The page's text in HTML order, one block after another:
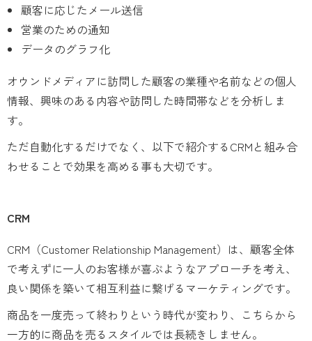
顧客に応じたメール送信
営業のための通知
データのグラフ化
オウンドメディアに訪問した顧客の業種や名前などの個人
情報、興味のある内容や訪問した時間帯などを分析しま
す。
ただ自動化するだけでなく、以下で紹介するCRMと組み合
わせることで効果を高める事も大切です。
CRM
CRM（Customer Relationship Management）は、顧客全体
で考えずに一人のお客様が喜ぶようなアプローチを考え、
良い関係を築いて相互利益に繋げるマーケティングです。
商品を一度売って終わりという時代が変わり、こちらから
一方的に商品を売るスタイルでは長続きしません。